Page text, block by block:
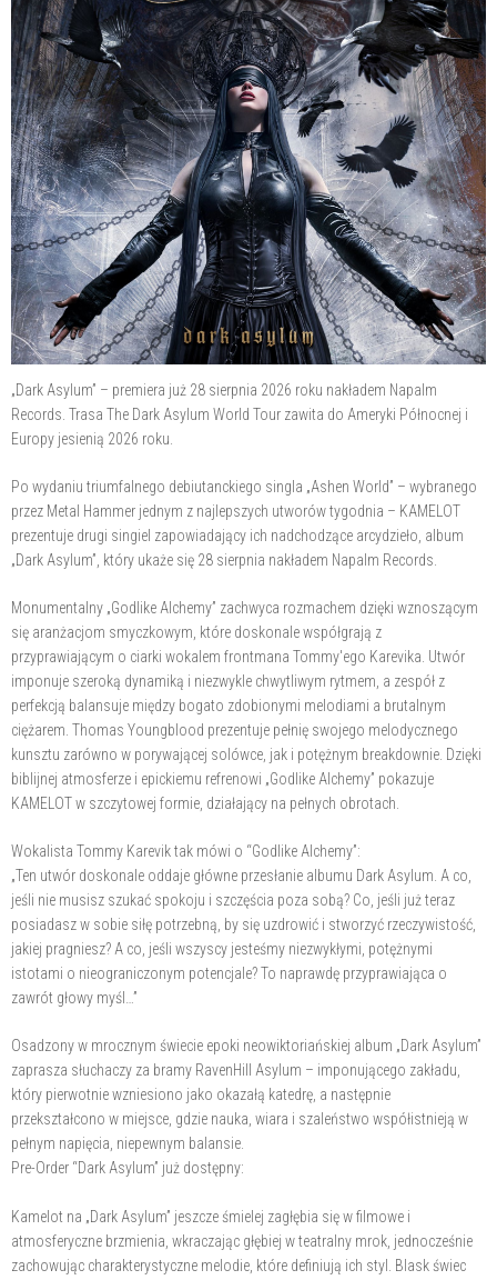
„Dark Asylum” – premiera już 28 sierpnia 2026 roku nakładem Napalm
Records. Trasa The Dark Asylum World Tour zawita do Ameryki Północnej i
Europy jesienią 2026 roku.
Po wydaniu triumfalnego debiutanckiego singla „Ashen World” – wybranego
przez Metal Hammer jednym z najlepszych utworów tygodnia – KAMELOT
prezentuje drugi singiel zapowiadający ich nadchodzące arcydzieło, album
„Dark Asylum”, który ukaże się 28 sierpnia nakładem Napalm Records.
Monumentalny „Godlike Alchemy” zachwyca rozmachem dzięki wznoszącym
się aranżacjom smyczkowym, które doskonale współgrają z
przyprawiającym o ciarki wokalem frontmana Tommy'ego Karevika. Utwór
imponuje szeroką dynamiką i niezwykle chwytliwym rytmem, a zespół z
perfekcją balansuje między bogato zdobionymi melodiami a brutalnym
ciężarem. Thomas Youngblood prezentuje pełnię swojego melodycznego
kunsztu zarówno w porywającej solówce, jak i potężnym breakdownie. Dzięki
biblijnej atmosferze i epickiemu refrenowi „Godlike Alchemy” pokazuje
KAMELOT w szczytowej formie, działający na pełnych obrotach.
Wokalista Tommy Karevik tak mówi o “Godlike Alchemy”:
„Ten utwór doskonale oddaje główne przesłanie albumu Dark Asylum. A co,
jeśli nie musisz szukać spokoju i szczęścia poza sobą? Co, jeśli już teraz
posiadasz w sobie siłę potrzebną, by się uzdrowić i stworzyć rzeczywistość,
jakiej pragniesz? A co, jeśli wszyscy jesteśmy niezwykłymi, potężnymi
istotami o nieograniczonym potencjale? To naprawdę przyprawiająca o
zawrót głowy myśl…”
Osadzony w mrocznym świecie epoki neowiktoriańskiej album „Dark Asylum”
zaprasza słuchaczy za bramy RavenHill Asylum – imponującego zakładu,
który pierwotnie wzniesiono jako okazałą katedrę, a następnie
przekształcono w miejsce, gdzie nauka, wiara i szaleństwo współistnieją w
pełnym napięcia, niepewnym balansie.
Pre-Order “Dark Asylum” już dostępny:
Kamelot na „Dark Asylum” jeszcze śmielej zagłębia się w filmowe i
atmosferyczne brzmienia, wkraczając głębiej w teatralny mrok, jednocześnie
zachowując charakterystyczne melodie, które definiują ich styl. Blask świec